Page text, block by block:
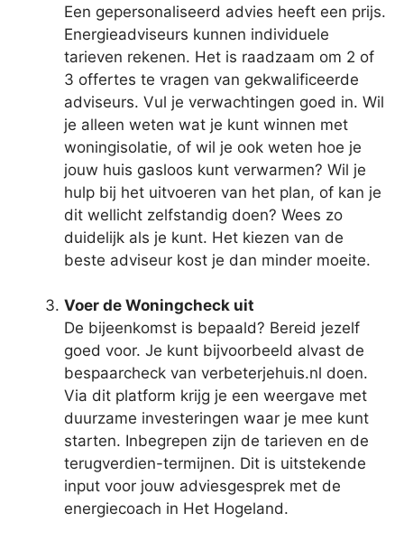
Een gepersonaliseerd advies heeft een prijs.
Energieadviseurs kunnen individuele
tarieven rekenen. Het is raadzaam om 2 of
3 offertes te vragen van gekwalificeerde
adviseurs. Vul je verwachtingen goed in. Wil
je alleen weten wat je kunt winnen met
woningisolatie, of wil je ook weten hoe je
jouw huis gasloos kunt verwarmen? Wil je
hulp bij het uitvoeren van het plan, of kan je
dit wellicht zelfstandig doen? Wees zo
duidelijk als je kunt. Het kiezen van de
beste adviseur kost je dan minder moeite.
Voer de Woningcheck uit
De bijeenkomst is bepaald? Bereid jezelf
goed voor. Je kunt bijvoorbeeld alvast de
bespaarcheck van verbeterjehuis.nl doen.
Via dit platform krijg je een weergave met
duurzame investeringen waar je mee kunt
starten. Inbegrepen zijn de tarieven en de
terugverdien-termijnen. Dit is uitstekende
input voor jouw adviesgesprek met de
energiecoach in Het Hogeland.